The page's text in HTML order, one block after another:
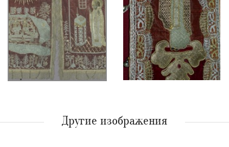
Другие изображения